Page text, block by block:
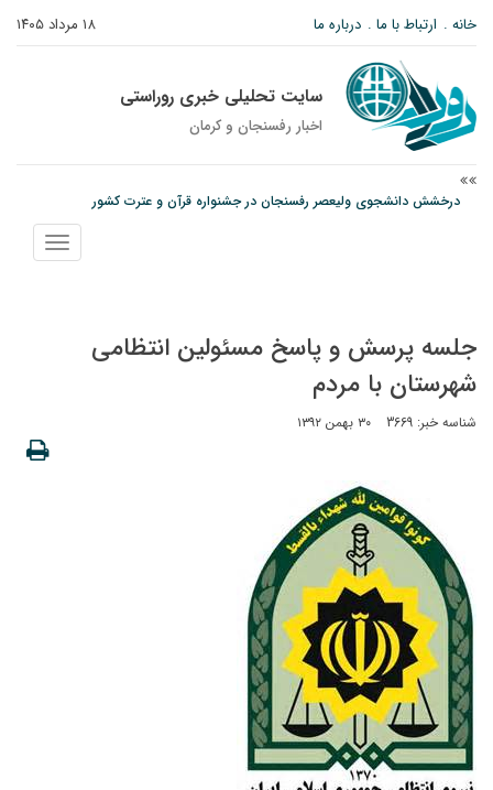
۱۸ مرداد ۱۴۰۵ خانه ارتباط با ما درباره ما
سایت تحلیلی خبری روراستی
اخبار رفسنجان و كرمان
درخشش دانشجوی ولیعصر رفسنجان در جشنواره قرآن و عترت کشور
پیش‌بینی هواشناسی برای استان کرمان؛ از وزش باد و گردوخاک تا رگبار و رعدوبرق
نمایش
منو
جلسه پرسش و پاسخ مسئولین انتظامی
شهرستان با مردم
شناسه خبر: 3669 ۳۰ بهمن ۱۳۹۲